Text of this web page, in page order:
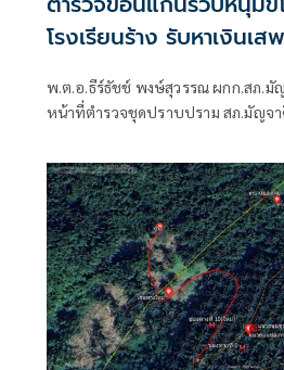
โรงเรียนร้าง รับหาเงินเส
พ.ต.อ.ธีร์ธัชช์ พงษ์สุวรรณ ผกก.สภ.มั
หน้าที่ตำรวจชุดปราบปราม สภ.มัญจ
อ.มัญจาคีรี จ.ขอนแก่น พร้อมของกลา
กรมท่า คีมตัดสายไฟ จำนวน 2 ชิ้น ,ก